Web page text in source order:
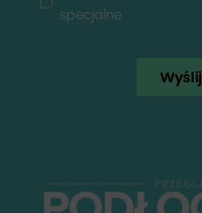
specjalne
Wyślij